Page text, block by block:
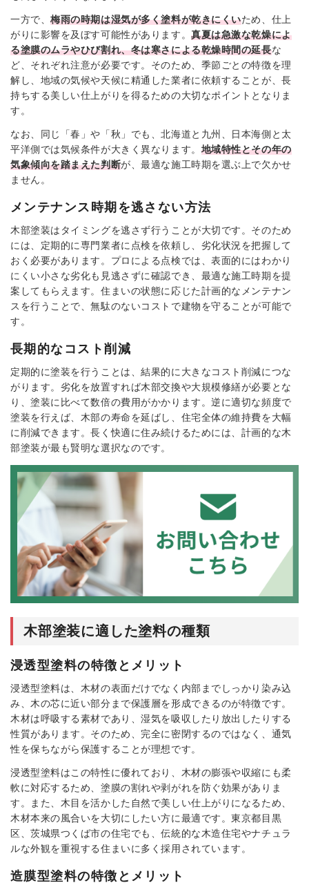
一方で、梅雨の時期は湿気が多く塗料が乾きにくいため、仕上
がりに影響を及ぼす可能性があります。真夏は急激な乾燥によ
る塗膜のムラやひび割れ、冬は寒さによる乾燥時間の延長な
ど、それぞれ注意が必要です。そのため、季節ごとの特徴を理
解し、地域の気候や天候に精通した業者に依頼することが、長
持ちする美しい仕上がりを得るための大切なポイントとなりま
す。
なお、同じ「春」や「秋」でも、北海道と九州、日本海側と太
平洋側では気候条件が大きく異なります。 地域特性とその年の
気象傾向を踏まえた判断が、最適な施工時期を選ぶ上で欠かせ
ません。
メンテナンス時期を逃さない方法
木部塗装はタイミングを逃さず行うことが大切です。そのため
には、定期的に専門業者に点検を依頼し、劣化状況を把握して
おく必要があります。プロによる点検では、表面的にはわかり
にくい小さな劣化も見逃さずに確認でき、最適な施工時期を提
案してもらえます。住まいの状態に応じた計画的なメンテナン
スを行うことで、無駄のないコストで建物を守ることが可能で
す。
長期的なコスト削減
定期的に塗装を行うことは、結果的に大きなコスト削減につな
がります。劣化を放置すれば木部交換や大規模修繕が必要とな
り、塗装に比べて数倍の費用がかかります。逆に適切な頻度で
塗装を行えば、木部の寿命を延ばし、住宅全体の維持費を大幅
に削減できます。長く快適に住み続けるためには、計画的な木
部塗装が最も賢明な選択なのです。
木部塗装に適した塗料の種類
浸透型塗料の特徴とメリット
浸透型塗料は、木材の表面だけでなく内部までしっかり染み込
み、木の芯に近い部分まで保護層を形成できるのが特徴です。
木材は呼吸する素材であり、湿気を吸収したり放出したりする
性質があります。そのため、完全に密閉するのではなく、通気
性を保ちながら保護することが理想です。
浸透型塗料はこの特性に優れており、木材の膨張や収縮にも柔
軟に対応するため、塗膜の割れや剥がれを防ぐ効果がありま
す。また、木目を活かした自然で美しい仕上がりになるため、
木材本来の風合いを大切にしたい方に最適です。東京都目黒
区、茨城県つくば市の住宅でも、伝統的な木造住宅やナチュラ
ルな外観を重視する住まいに多く採用されています。
造膜型塗料の特徴とメリット